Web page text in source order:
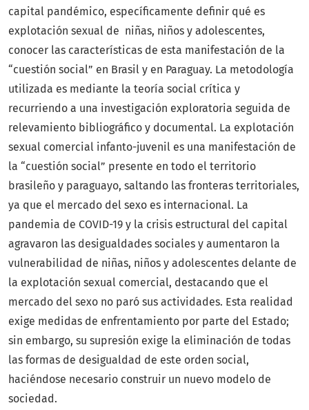
capital pandémico, específicamente definir qué es
explotación sexual de niñas, niños y adolescentes,
conocer las características de esta manifestación de la
“cuestión social” en Brasil y en Paraguay. La metodología
utilizada es mediante la teoría social crítica y
recurriendo a una investigación exploratoria seguida de
relevamiento bibliográfico y documental. La explotación
sexual comercial infanto-juvenil es una manifestación de
la “cuestión social” presente en todo el territorio
brasileño y paraguayo, saltando las fronteras territoriales,
ya que el mercado del sexo es internacional. La
pandemia de COVID-19 y la crisis estructural del capital
agravaron las desigualdades sociales y aumentaron la
vulnerabilidad de niñas, niños y adolescentes delante de
la explotación sexual comercial, destacando que el
mercado del sexo no paró sus actividades. Esta realidad
exige medidas de enfrentamiento por parte del Estado;
sin embargo, su supresión exige la eliminación de todas
las formas de desigualdad de este orden social,
haciéndose necesario construir un nuevo modelo de
sociedad.